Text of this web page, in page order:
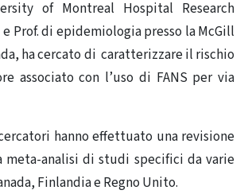
of Montreal Hospital Research
e Prof. di epidemiologia presso la McGill
ha cercato di caratterizzare il rischio
associato con l’uso di FANS per via
hanno effettuato una revisione
meta-analisi di studi specifici da varie
Finlandia e Regno Unito.